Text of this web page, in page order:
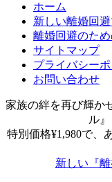
ホーム
新しい離婚回
離婚回避のた
サイトマップ
プライバシー
お問い合わせ
家族の絆を再び輝か
ル
特別価格¥1,980で、
新しい『